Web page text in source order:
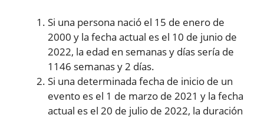
Si una persona nació el 15 de enero de
2000 y la fecha actual es el 10 de junio de
2022, la edad en semanas y días sería de
1146 semanas y 2 días.
Si una determinada fecha de inicio de un
evento es el 1 de marzo de 2021 y la fecha
actual es el 20 de julio de 2022, la duración